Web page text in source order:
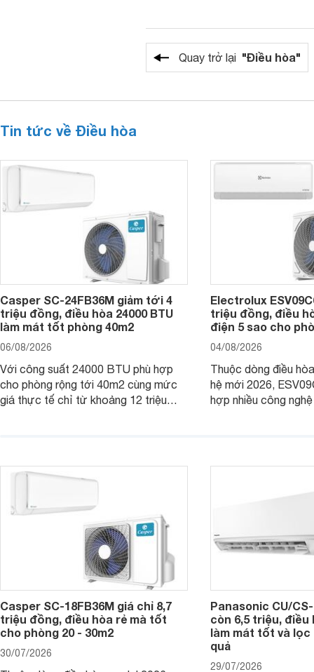
Quay trở lại "Điều hòa"
Tin tức về Điều hòa
Casper SC-24FB36M giảm tới 4
triệu đồng, điều hòa 24000 BTU
làm mát tốt phòng 40m2
06/08/2026
Với công suất 24000 BTU phù hợp
cho phòng rộng tới 40m2 cùng mức
giá thực tế chỉ từ khoảng 12 triệu
Electrolux
triệu đồng, điều
điện 5 sao cho
04/08/2026
Thuộc dòng điều
hệ mới 2026,
hợp nhiều công
Casper SC-18FB36M giá chỉ 8,7
triệu đồng, điều hòa rẻ mà tốt
cho phòng 20 - 30m2
30/07/2026
Panasonic CU/
còn 6,5 triệu, điều
làm mát tốt và lọc
quả
29/07/2026